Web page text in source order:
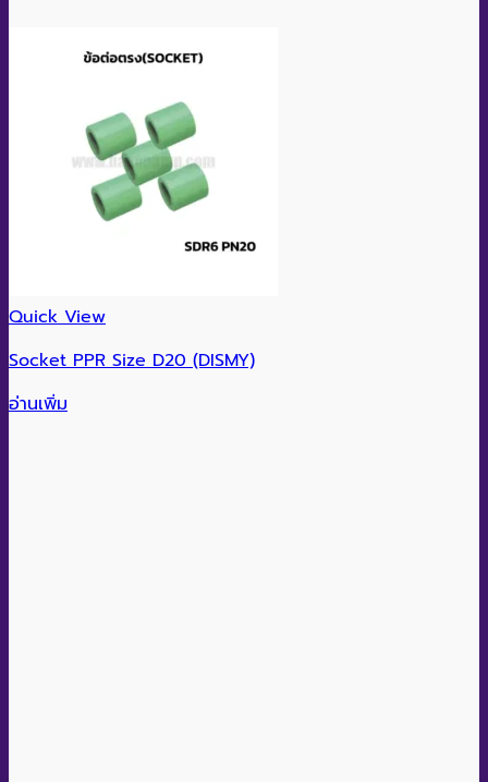
Quick View
Socket PPR Size D20 (DISMY)
อ่านเพิ่ม